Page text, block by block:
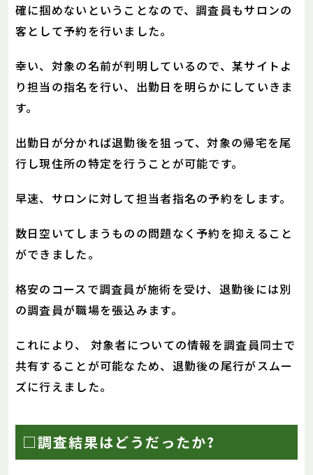
確に掴めないということなので、調査員もサロンの
客として予約を行いました。
幸い、対象の名前が判明しているので、某サイトよ
り担当の指名を行い、出勤日を明らかにしていきま
す。
出勤日が分かれば退勤後を狙って、対象の帰宅を尾
行し現住所の特定を行うことが可能です。
早速、サロンに対して担当者指名の予約をします。
数日空いてしまうものの問題なく予約を抑えること
ができました。
格安のコースで調査員が施術を受け、退勤後には別
の調査員が職場を張込みます。
これにより、 対象者についての情報を調査員同士で
共有することが可能なため、退勤後の尾行がスムー
ズに行えました。
□調査結果はどうだったか?